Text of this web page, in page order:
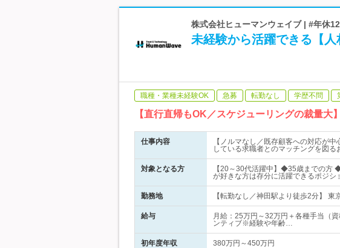
株式会社ヒューマンウェイブ | #年休
未経験から活躍できる【
職種・業種未経験OK 急募 転勤なし 学歴不問
【直行直帰もOK／スケジューリングの裁量
仕事内容
【ノルマなし／既存顧客への対応が
している求職者とのマッチングを図る
対象となる方
【20～30代活躍中】◆35歳までの方
が好きな方は存分に活躍できるポジシ
勤務地 【転勤なし／神田駅より徒歩2分】
給与
月給：25万円～32万円＋各種手当（
ンティブ※経験や年齢…
初年度年収 380万円～450万円